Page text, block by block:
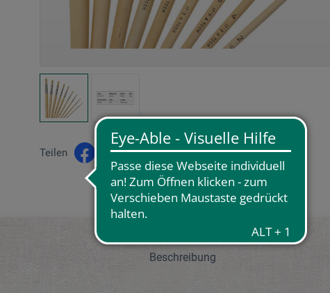
Teilen
Beschreibung